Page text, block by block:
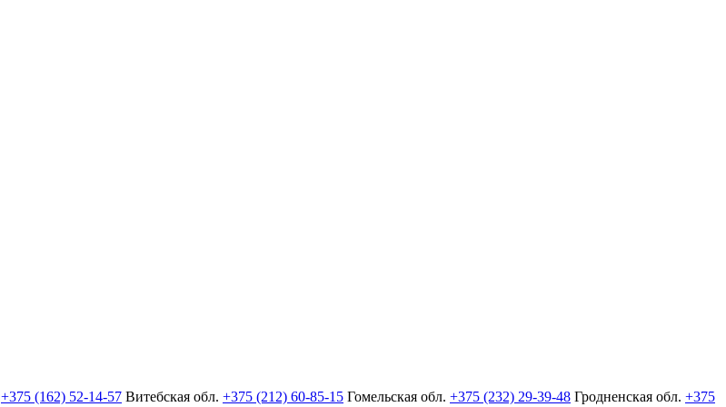
+375 (162) 52-14-57 Витебская обл. +375 (212) 60-85-15 Гомельская обл. +375 (232) 29-39-48 Гродненская обл. +375